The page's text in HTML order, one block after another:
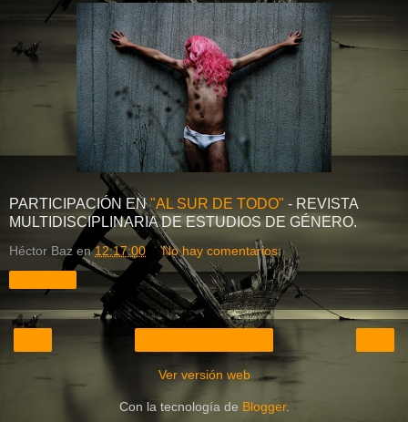
PARTICIPACIÓN EN"AL SUR DE TODO" - REVISTA
MULTIDISCIPLINARIA DE ESTUDIOS DE GÉNERO.
Héctor Baz en12:17:00 No hay comentarios:
Ver versión web
Con la tecnología de Blogger.